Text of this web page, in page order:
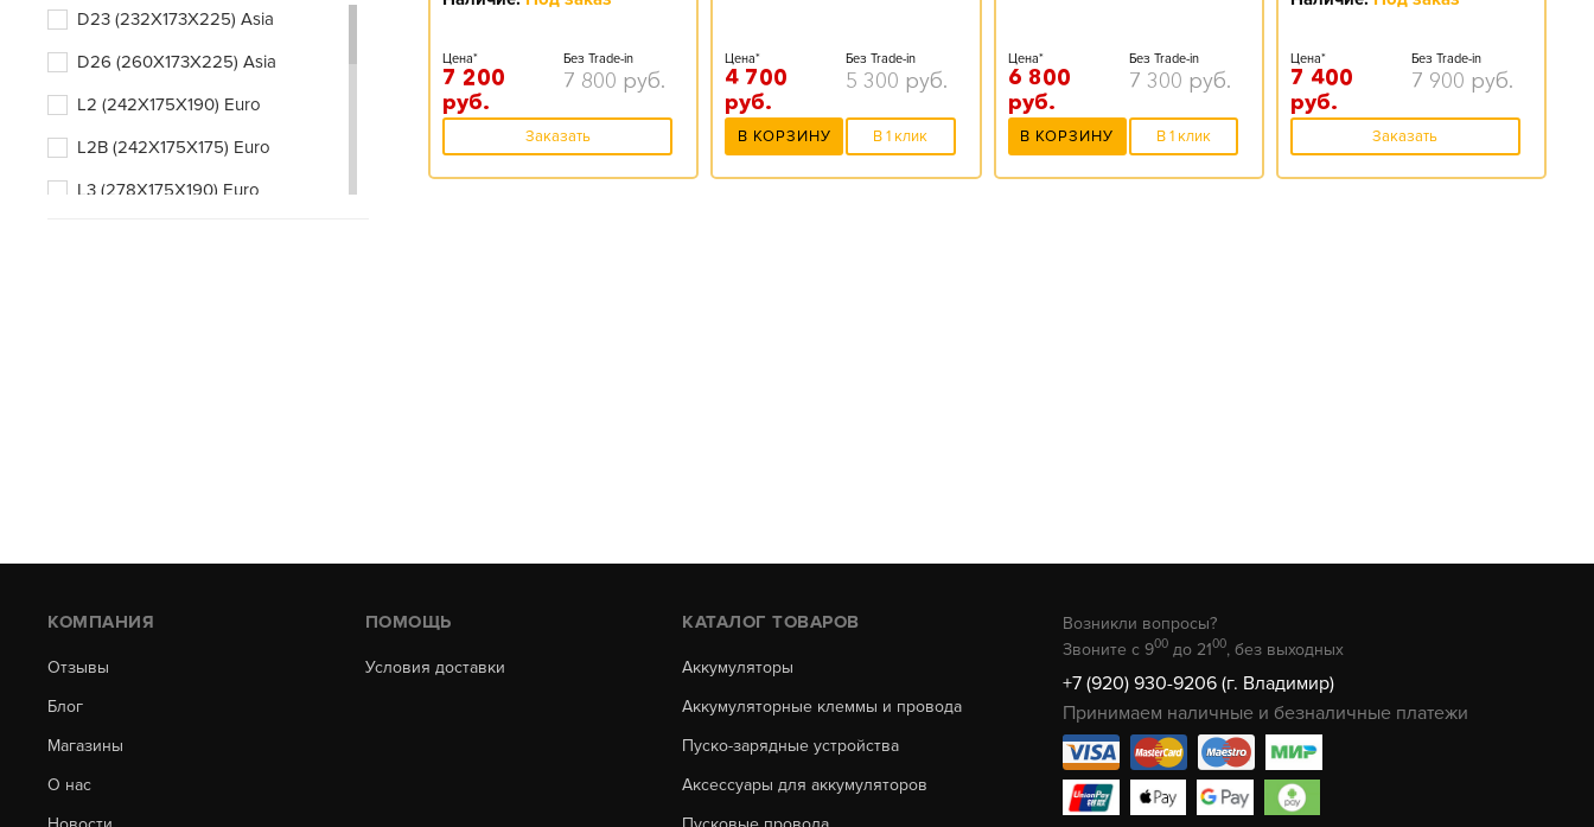
D23 (232X173X225) Asia
D26 (260X173X225) Asia
L2 (242X175X190) Euro
L2B (242X175X175) Euro
L3 (278X175X190) Euro
Цена*
7 200
руб.
Без Trade-in
7 800 руб.
Заказать
Цена*
4 700
руб.
Без Trade-in
5 300 руб.
В КОРЗИНУ В 1 клик
Цена*
6 800
руб.
Без Trade-in
7 300 руб.
В КОРЗИНУ В 1 клик
Цена*
7 400
руб.
Без Trade-in
7 900 руб.
Заказать
КОМПАНИЯ
Отзывы
Блог
Магазины
О нас
ПОМОЩЬ
Условия доставки
КАТАЛОГ ТОВАРОВ
Аккумуляторы
Аккумуляторные клеммы и провода
Пуско-зарядные устройства
Аксессуары для аккумуляторов
Возникли вопросы?
Звоните с 900 до 2100, без выходных
+7 (920) 930-9206 (г. Владимир)
Принимаем наличные и безналичные платежи